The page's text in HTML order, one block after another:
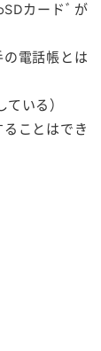
カードﾞが
の電話帳とは
いる）
ことはでき